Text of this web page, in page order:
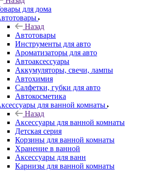
для дома
Назад
Автотовары
Инструменты для авто
Ароматизаторы для авто
Автоаксессуары
Аккумуляторы, свечи, лампы
Автохимия
Салфетки, губки для авто
Автокосметика
для ванной комнаты
Назад
Аксессуары для ванной комнаты
Детская серия
Корзины для ванной комнаты
Хранение в ванной
Аксессуары для ванн
Карнизы для ванной комнаты